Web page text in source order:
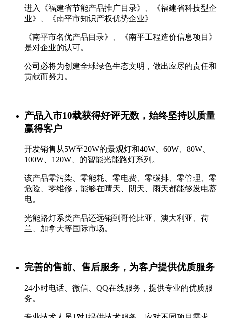
进入《福建省节能产品推广目录》、《福建省科技型企
业》、《南平市知识产权优势企业》
《南平市名优产品目录》、《南平工程造价信息项目》
是对企业的认可。
公司必将为创建全球绿色生态文明，做出应尽的责任和
贡献而努力。
产品入市10载获得好评无数，始终坚持以质量
赢得客户
开发销售从5W至20W的景观灯和40W、60W、80W、
100W、120W、的智能光能路灯系列。
该产品零污染、零能耗、零电费、零碳排、零管理、零
危险、零维修，能够在晴天、阴天、雨天都能够发电蓄
电。
光能路灯系类产品还远销到哥伦比亚、澳大利亚、荷
兰、加拿大等国际市场。
完善的售前、售后服务，为客户提供优质服务
24小时电话、微信、QQ在线服务，提供专业的优质服
务。